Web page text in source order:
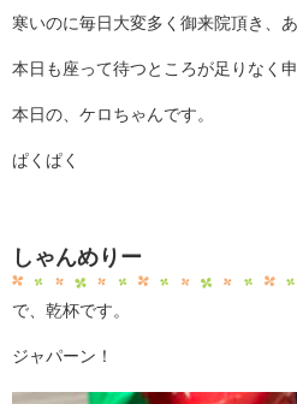
寒いのに毎日大変多く御来院頂き、
本日も座って待つところが足りなく
本日の、ケロちゃんです。
ぱくぱく
しゃんめりー
で、乾杯です。
ジャパーン！